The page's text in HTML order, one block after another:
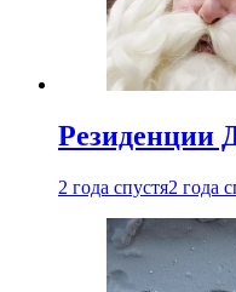
Резиденции
2 года спустя2 года